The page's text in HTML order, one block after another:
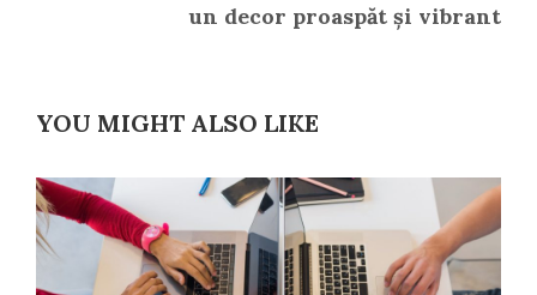
un decor proaspăt și vibrant
YOU MIGHT ALSO LIKE